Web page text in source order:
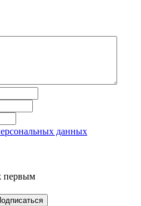
данных
первым